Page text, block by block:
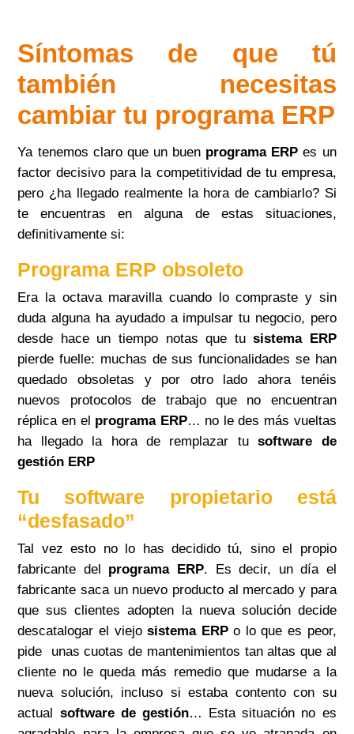
Síntomas de que tú
también necesitas
cambiar tu programa ERP
Ya tenemos claro que un buen programa ERP es un
factor decisivo para la competitividad de tu empresa,
pero ¿ha llegado realmente la hora de cambiarlo? Si
te encuentras en alguna de estas situaciones,
definitivamente si:
Programa ERP obsoleto
Era la octava maravilla cuando lo compraste y sin
duda alguna ha ayudado a impulsar tu negocio, pero
desde hace un tiempo notas que tusistema ERP
pierde fuelle: muchas de sus funcionalidades se han
quedado obsoletas y por otro lado ahora tenéis
nuevos protocolos de trabajo que no encuentran
réplica en el programa ERP… no le des más vueltas
ha llegado la hora de remplazar tusoftware de
gestión ERP
Tu software propietario está
“desfasado”
Tal vez esto no lo has decidido tú, sino el propio
fabricante del programa ERP. Es decir, un día el
fabricante saca un nuevo producto al mercado y para
que sus clientes adopten la nueva solución decide
descatalogar el viejosistema ERPo lo que es peor,
pide unas cuotas de mantenimientos tan altas que al
cliente no le queda más remedio que mudarse a la
nueva solución, incluso si estaba contento con su
actual software de gestión… Esta situación no es